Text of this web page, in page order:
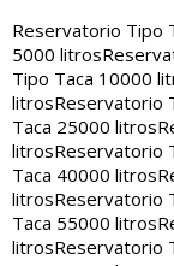
Reservatorio Tipo
5000 litros
Tipo Taca 10000
litrosReservatorio
Taca 25000 litros
litrosReservatorio
Taca 40000 litros
litrosReservatorio
Taca 55000 litros
litrosReservatorio